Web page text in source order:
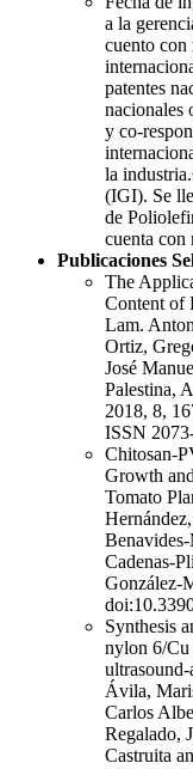
a la
cuento con
patentes
nacionales
y co-
la
(IGI). Se
de
cuenta con
Publicaciones
The
Content of
Lam.
Ortiz,
José
Palestina,
2018, 8,
ISSN
Chitosan-
Growth
Tomato
Cadenas-
González-
Synthesis
nylon 6/Cu
Ávila,
Carlos
Regalado,
Castruita